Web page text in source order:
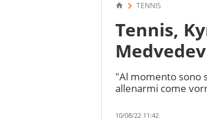
TENNIS
Tennis,
Medvedev
"Al momento sono
allenarmi come
10/08/22 11:42